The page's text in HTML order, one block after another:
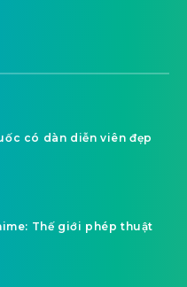
có dàn diễn viên đẹp
Thế giới phép thuật